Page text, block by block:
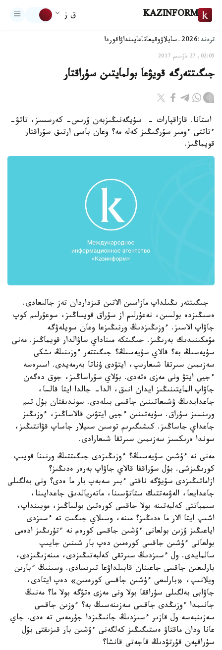
KAZINFORM ق ز
ترەند:2026-سايلاۋ وقيعاتاعايىنداۋاقوردا
02:05, 27 ماۋسىم 2017
جىگىتتەرگە قويۋعا بولمايتىن سۇراقتار
استانا. قازاقپارات - سۇيگەنىڭىزبەن ۇرىس- كەرسسىز، تاتۋ-
ءتاتتى ءومىر سۇرگىڭىز كەلە مە؟ وعان باسى ارتىق سۇراقتار
قويماڭىز.
جىگىتتەر ىڭىلداپ مازاسىن الاتىن قىزداردان تەز جالىعادى.
ەسىڭىزدە بولسىن، نەعۇرلىم از سۇراق قويساڭىز، سوعۇرلىم كوپ
جاۋاپ الاسىز. ءوزىڭىزدىڭ ورنىڭىزعا وعان سويلەۋگە
مۇمكىنىدىك بەرىڭىز. جىگىتكە مىناداي ساۋالدار قويماڭىز. مەنى
سۇيەسىڭ بە؟ قالاي سۇيەسىڭ؟ جىگىتتەر ءوزىنىڭ ىشكى
سەزىمىن سىرتقا شىعارىپ، ايتۋدى ۇناتا بەرمەيدى. اسىرەسە
ءجيى ايتۋ ونى مەزى ەتەدى. بۇلاي سۇراساڭىز، جوق دەگەن
جاۋاپ المايتىنىڭىز ايدان انىق، الدا- جالدا ايتا قالسا،
جاعدايدىڭ ۋشىعاتىنىن جاقسى بىلەدى. سوندىقتان بۇل تىم
ورىنسىز سۇراق. سۇيەتىنىن ءجيى ايتۋىن قالاساڭىز، ءوزىڭىز
جاعداي جاساڭىز. كىشىگىرىم توسىن سىيلار جاساپ قۋانتىڭىز،
سوندا ەرىكسىز سەزىمىن سىرتقا شىعارادى.
مەنى نە ءۇشىن سۇيەسىڭ؟ ءوزىڭىزدى جىگىتتىڭ ورنىنا قويىپ
كورىڭىزشى. بۇل سۇراققا قالاي جاۋاپ بەرەر ەدىڭىز؟
ازاماتىڭىزدى سۇيۋگە ناقتى ءبىر سەبەپ بار ما ەدى؟ ونى بەلگىلى
جاعدايعا، الەۋمەتتىك ستاتۋسىنا، ماتەريالدىق جاعدايىنا،
سىمباتتى كەلبەتىنە بولا جاقسى كورەتىن بولساڭىز، مويىنداپ،
اشىپ ايتا الار ما ەدىڭىز؟ مىنە، وسىلاي جىگىت تە ءسىزدى
اياعىڭىز ۇزىن بولعانى ءۇشىن جاقسى كورەم نە ءتۇرىڭىز ادەمى
بولعانى ءۇشىن جاقسى كورەمىن دەپ بار شىنىن جايىپ
سالمايدى. ول ءسىزدىڭ سىرتقى كەلبەتىڭىزدى، مىنەزىڭىزدى،
بارلىعىن جاقسى جاعىنان قابىلداۋعا تىرىسادى. وسىنىڭ ءبارىن
ويلانىپ، «بارلىعى ءۇشىن جاقسى كورەمىن» دەپ ايتادى،
جاۋابى بەلگىلى سۇراققا بولا ونى مەزى ەتۋگە بولا ما؟ مەنىڭ
جانىمدا ءوزىڭدى جاقسى سەزىنەسىڭ بە؟ ءوزىن جاقسى
سەزىنبەسە ول قازىر ءسىزدىڭ جانىڭىزدا جۇرمەس تە ەدى. جاي
عانا ودان ماقتاۋ ەستىگىڭىز كەلگەنى ءۇشىن بار قىزىقتى بۇل
سۇراقپەن قۇرتۋدىڭ قاجەتى قانشا؟